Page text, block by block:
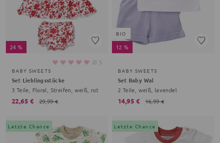
24 %
⌀ 5
BABY SWEETS
Set Lieblingsstücke
3 Teile, Floral, Streifen, weiß, rot
22,65 € 29,99 €
BIO
12 %
BABY SWEETS
Set Baby Wal
2 Teile, weiß, lavendel
14,95 € 16,99 €
Letzte Chance Letzte Chance